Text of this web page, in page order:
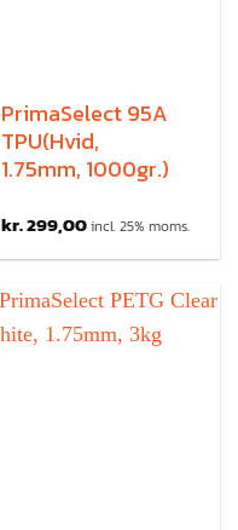
PrimaSelect 95A
TPU(Hvid,
1.75mm, 1000gr.)
kr.299,00incl. 25% moms.